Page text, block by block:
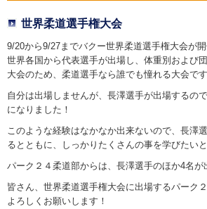
世界柔道選手権大会
9/20から9/27までバクー世界柔道選手権大会が開
世界各国から代表選手が出場し、体重別および
大会のため、柔道選手なら誰でも憧れる大会です
自分は出場しませんが、長澤選手が出場するの
になりました！
このような経験はなかなか出来ないので、長澤
るとともに、しっかりたくさんの事を学びたいと
パーク２４柔道部からは、長澤選手のほか4名が
皆さん、世界柔道選手権大会に出場するパーク
よろしくお願いします！